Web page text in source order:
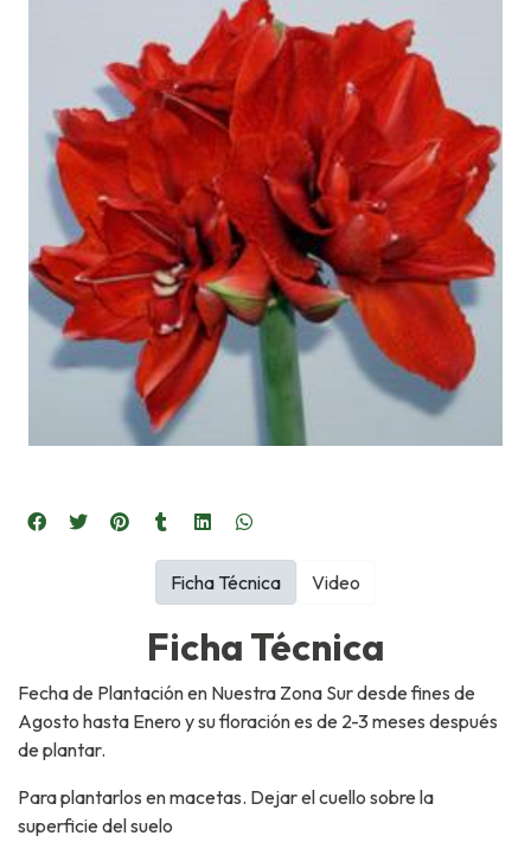
Ficha Técnica
Fecha de Plantación en Nuestra Zona Sur desde fines de
Agosto hasta Enero y su floración es de 2-3 meses después
de plantar.
Para plantarlos en macetas. Dejar el cuello sobre la
superficie del suelo
Ficha Técnica Video